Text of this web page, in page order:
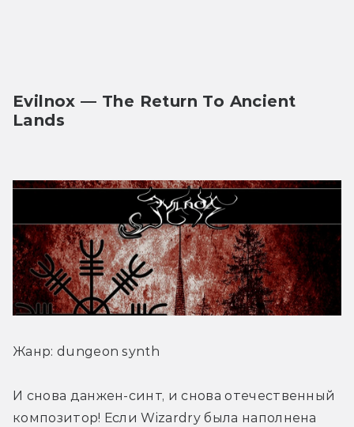
Evilnox — The Return To Ancient
Lands
Жанр: dungeon synth
И снова данжен-синт, и снова отечественный
композитор! Если Wizardry была наполнена